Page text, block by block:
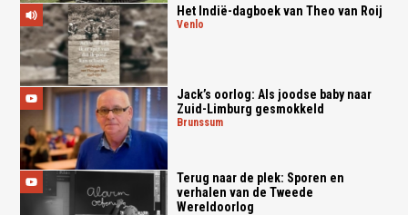
Het Indië-dagboek van Theo van Roij
venlo
Jack’s oorlog: Als joodse baby naar
Zuid-Limburg gesmokkeld
brunssum
Terug naar de plek: Sporen en
verhalen van de Tweede
Wereldoorlog